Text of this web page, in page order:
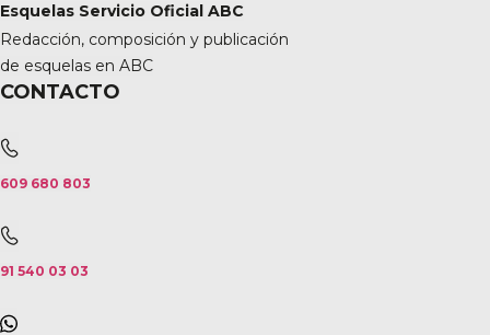
Esquelas Servicio Oficial ABC
Redacción, composición y publicación
de esquelas en ABC
CONTACTO
609 680 803
91 540 03 03